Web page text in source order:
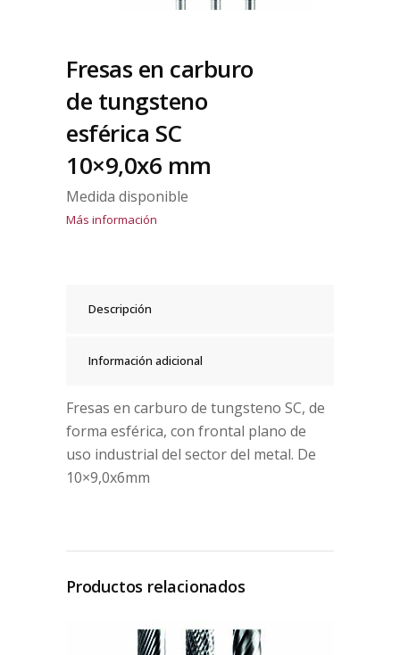
Fresas en carburo
de tungsteno
esférica SC
10×9,0x6 mm
Medida disponible
Más información
Descripción
Información adicional
Fresas en carburo de tungsteno SC, de
forma esférica, con frontal plano de
uso industrial del sector del metal. De
10×9,0x6mm
Productos relacionados